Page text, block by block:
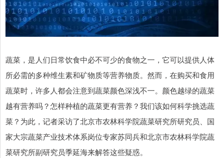
蔬菜，是人们日常饮食中必不可少的食物之一，它可以提供人体
所必需的多种维生素和矿物质等营养物质。然而，在购买和食用
蔬菜时，许多人都会注意到蔬菜颜色深浅不一。颜色越绿的蔬菜
越有营养吗？怎样种植的蔬菜更有营养？我们该如何科学挑选蔬
菜？为此，记者采访了北京市农林科学院蔬菜研究所研究员、国
家大宗蔬菜产业技术体系岗位专家苏同兵和北京市农林科学院蔬
菜研究所副研究员季延海来解答这些疑惑。